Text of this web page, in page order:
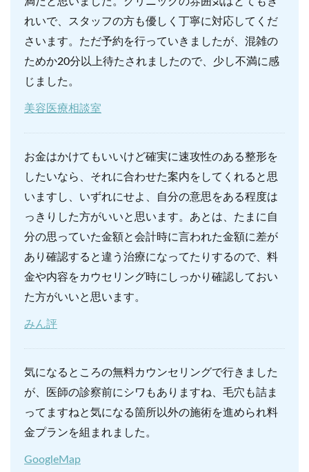
れいで、スタッフの方も優しく丁寧に対応してくだ
さいます。ただ予約を行っていきましたが、混雑の
ためか20分以上待たされましたので、少し不満に感
じました。
美容医療相談室
お金はかけてもいいけど確実に速攻性のある整形を
したいなら、それに合わせた案内をしてくれると思
いますし、いずれにせよ、自分の意思をある程度は
っきりした方がいいと思います。あとは、たまに自
分の思っていた金額と会計時に言われた金額に差が
あり確認すると違う治療になってたりするので、料
金や内容をカウセリング時にしっかり確認しておい
た方がいいと思います。
みん評
気になるところの無料カウンセリングで行きました
が、医師の診察前にシワもありますね、毛穴も詰ま
ってますねと気になる箇所以外の施術を進められ料
金プランを組まれました。
GoogleMap